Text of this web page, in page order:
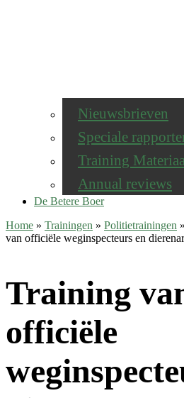
Nieuwsbrieven
Speciale
Training
Annual reviews
De Betere Boer
Home » Trainingen » Politietrainingen »
van officiële weginspecteurs en
Training
officiële